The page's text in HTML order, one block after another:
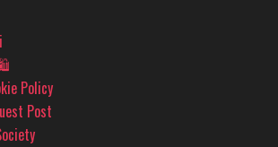
Policy
Post